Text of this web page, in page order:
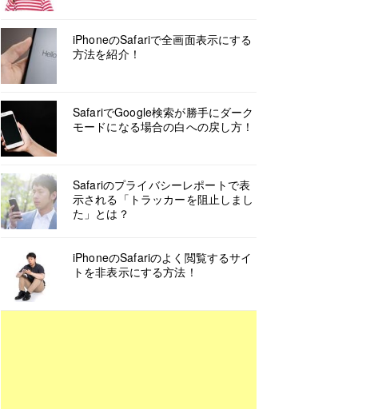
iPhoneのSafariで全画面表示にする
方法を紹介！
SafariでGoogle検索が勝手にダーク
モードになる場合の白への戻し方！
Safariのプライバシーレポートで表
示される「トラッカーを阻止しまし
た」とは？
iPhoneのSafariのよく閲覧するサイ
トを非表示にする方法！